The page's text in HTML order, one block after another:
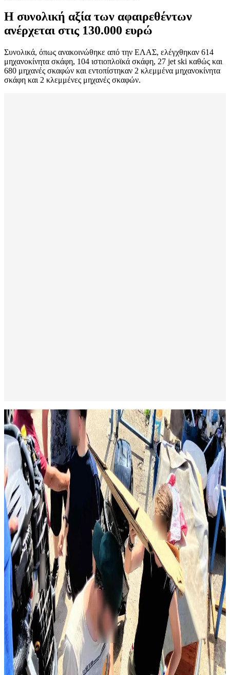
Η συνολική αξία των αφαιρεθέντων
ανέρχεται στις 130.000 ευρώ
Συνολικά, όπως ανακοινώθηκε από την ΕΛΑΣ, ελέγχθηκαν 614
μηχανοκίνητα σκάφη, 104 ιστιοπλοϊκά σκάφη, 27 jet ski καθώς και
680 μηχανές σκαφών και εντοπίστηκαν 2 κλεμμένα μηχανοκίνητα
σκάφη και 2 κλεμμένες μηχανές σκαφών.